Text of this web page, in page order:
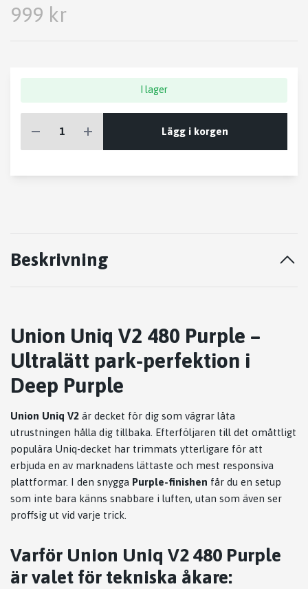
999 kr
I lager
Lägg i korgen
Beskrivning
Union Uniq V2 480 Purple –
Ultralätt park-perfektion i
Deep Purple
Union Uniq V2 är decket för dig som vägrar låta
utrustningen hålla dig tillbaka. Efterföljaren till det omåttligt
populära Uniq-decket har trimmats ytterligare för att
erbjuda en av marknadens lättaste och mest responsiva
plattformar. I den snygga Purple-finishen får du en setup
som inte bara känns snabbare i luften, utan som även ser
proffsig ut vid varje trick.
Varför Union Uniq V2 480 Purple
är valet för tekniska åkare: